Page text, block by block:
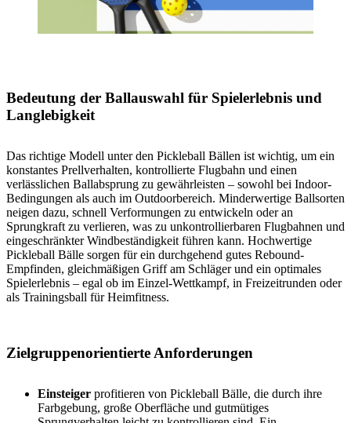
Bedeutung der Ballauswahl für Spielerlebnis und
Langlebigkeit
Das richtige Modell unter den Pickleball Bällen ist wichtig, um ein
konstantes Prellverhalten, kontrollierte Flugbahn und einen
verlässlichen Ballabsprung zu gewährleisten – sowohl bei Indoor-
Bedingungen als auch im Outdoorbereich. Minderwertige Ballsorten
neigen dazu, schnell Verformungen zu entwickeln oder an
Sprungkraft zu verlieren, was zu unkontrollierbaren Flugbahnen und
eingeschränkter Windbeständigkeit führen kann. Hochwertige
Pickleball Bälle sorgen für ein durchgehend gutes Rebound-
Empfinden, gleichmäßigen Griff am Schläger und ein optimales
Spielerlebnis – egal ob im Einzel-Wettkampf, in Freizeitrunden oder
als Trainingsball für Heimfitness.
Zielgruppenorientierte Anforderungen
Einsteiger profitieren von Pickleball Bälle, die durch ihre
Farbgebung, große Oberfläche und gutmütiges